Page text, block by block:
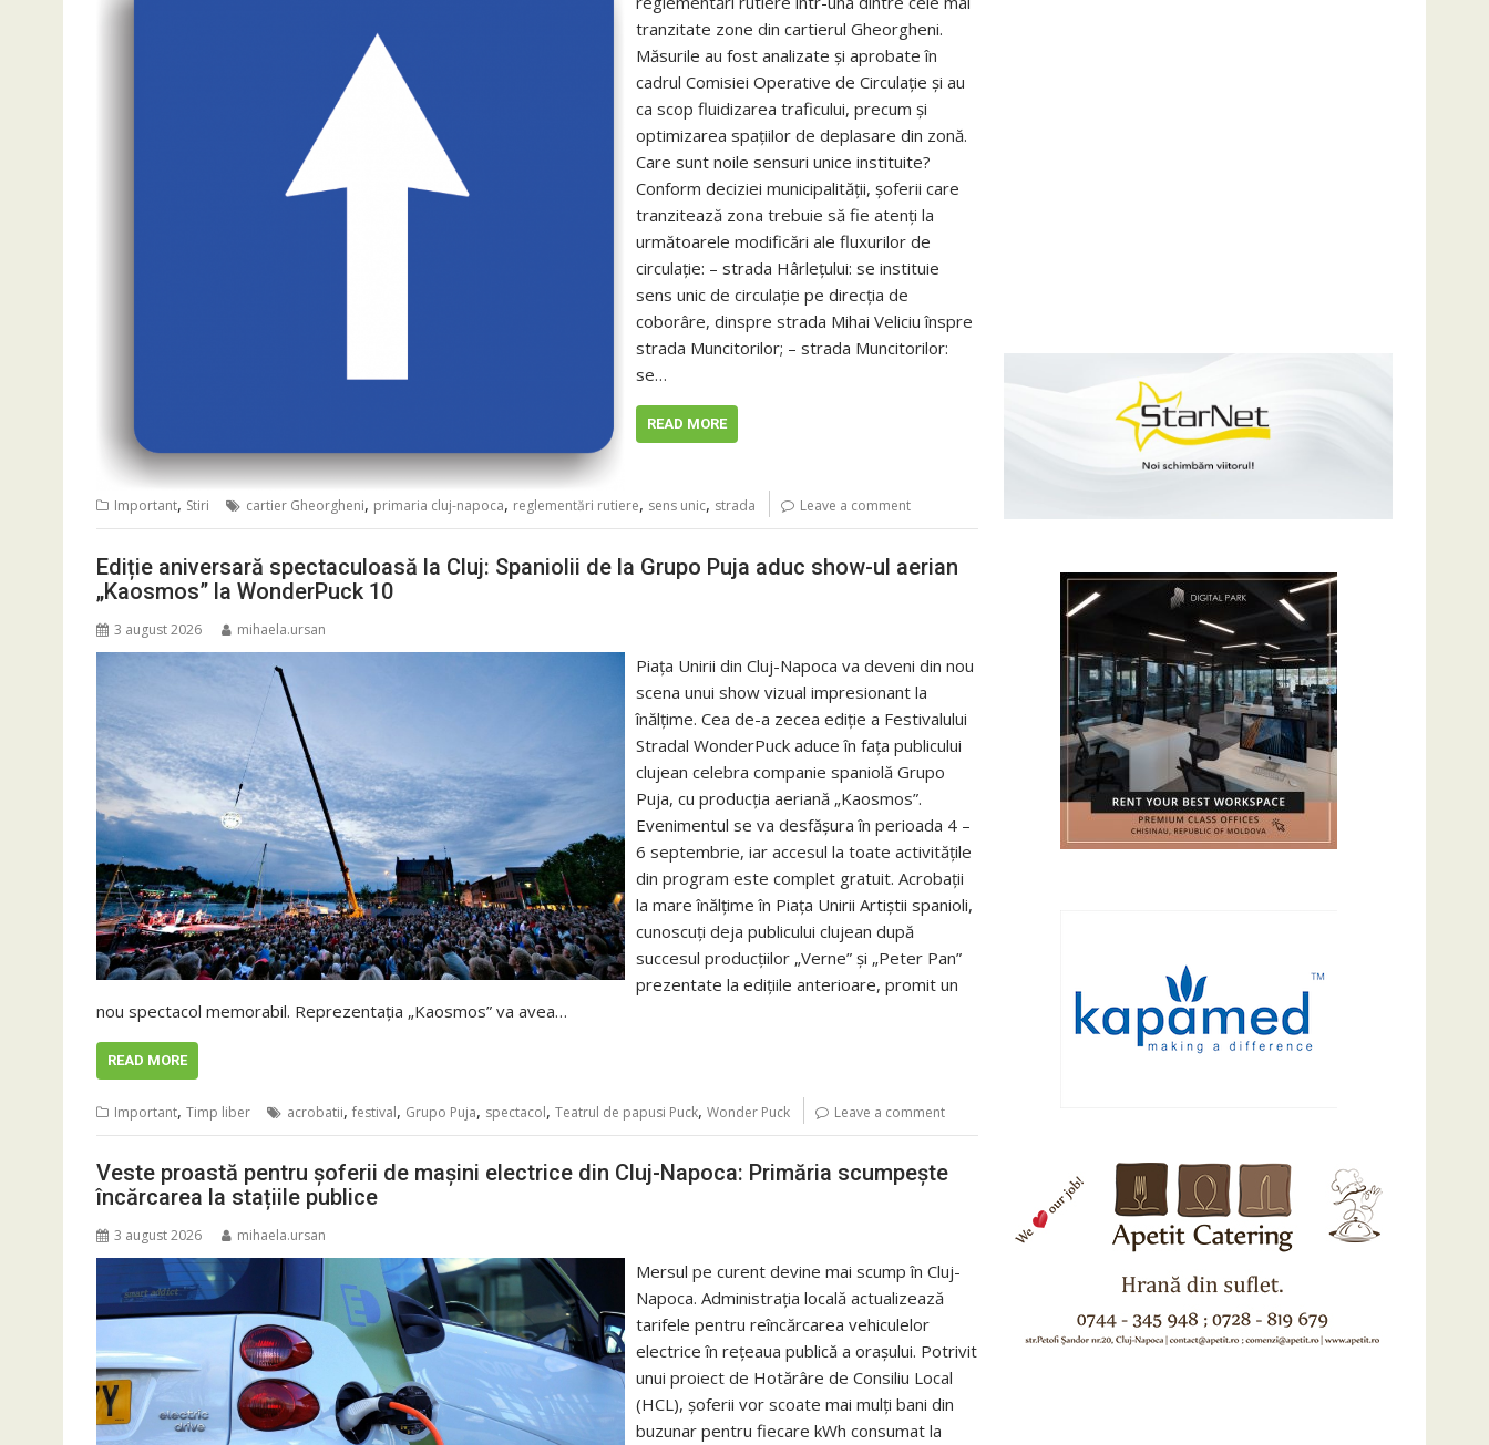
tranzitate zone din cartierul Gheorgheni.
Măsurile au fost analizate și aprobate în
cadrul Comisiei Operative de Circulație și au
ca scop fluidizarea traficului, precum și
optimizarea spațiilor de deplasare din zonă.
Care sunt noile sensuri unice instituite?
Conform deciziei municipalității, șoferii care
tranzitează zona trebuie să fie atenți la
următoarele modificări ale fluxurilor de
circulație: – strada Hârlețului: se instituie
sens unic de circulație pe direcția de
coborâre, dinspre strada Mihai Veliciu înspre
strada Muncitorilor; – strada Muncitorilor:
se…
READ MORE
Important, Stiri cartier Gheorgheni, primaria cluj-napoca, reglementări rutiere, sens unic, strada Leave a comment
Ediție aniversară spectaculoasă la Cluj: Spaniolii de la Grupo Puja aduc show-ul aerian
„Kaosmos” la WonderPuck 10
3 august 2026 mihaela.ursan
Piața Unirii din Cluj-Napoca va deveni din nou
scena unui show vizual impresionant la
înălțime. Cea de-a zecea ediție a Festivalului
Stradal WonderPuck aduce în fața publicului
clujean celebra companie spaniolă Grupo
Puja, cu producția aeriană „Kaosmos”.
Evenimentul se va desfășura în perioada 4 –
6 septembrie, iar accesul la toate activitățile
din program este complet gratuit. Acrobații
la mare înălțime în Piața Unirii Artiștii spanioli,
cunoscuți deja publicului clujean după
succesul producțiilor „Verne” și „Peter Pan”
prezentate la edițiile anterioare, promit un
nou spectacol memorabil. Reprezentația „Kaosmos” va avea…
READ MORE
Important, Timp liber acrobatii, festival, Grupo Puja, spectacol, Teatrul de papusi Puck, Wonder Puck Leave a comment
Veste proastă pentru șoferii de mașini electrice din Cluj-Napoca: Primăria scumpește
încărcarea la stațiile publice
3 august 2026 mihaela.ursan
Mersul pe curent devine mai scump în Cluj-
Napoca. Administrația locală actualizează
tarifele pentru reîncărcarea vehiculelor
electrice în rețeaua publică a orașului. Potrivit
unui proiect de Hotărâre de Consiliu Local
(HCL), șoferii vor scoate mai mulți bani din
buzunar pentru fiecare kWh consumat la